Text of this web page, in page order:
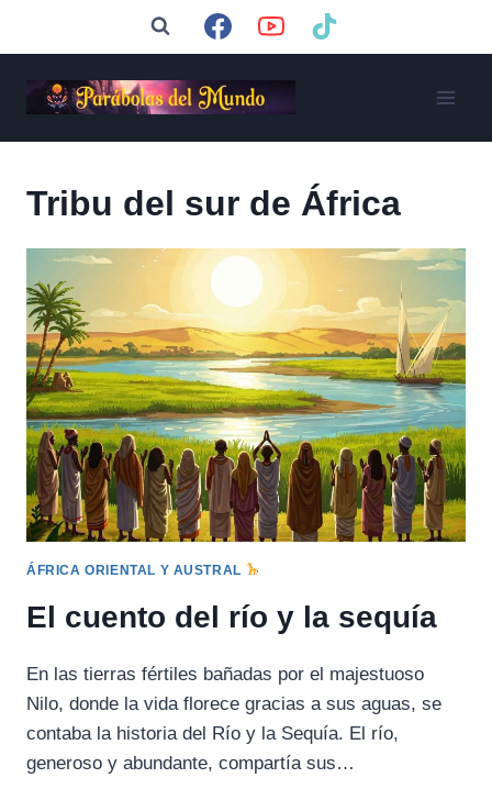
Tribu del sur de África
ÁFRICA ORIENTAL Y AUSTRAL
El cuento del río y la sequía
En las tierras fértiles bañadas por el majestuoso
Nilo, donde la vida florece gracias a sus aguas, se
contaba la historia del Río y la Sequía. El río,
generoso y abundante, compartía sus…